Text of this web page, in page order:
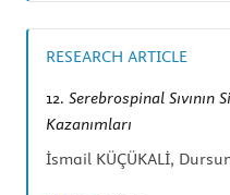
RESEARCH ARTICLE
12. Serebrospinal
Kazanımları
İsmail KÜÇÜKALİ,